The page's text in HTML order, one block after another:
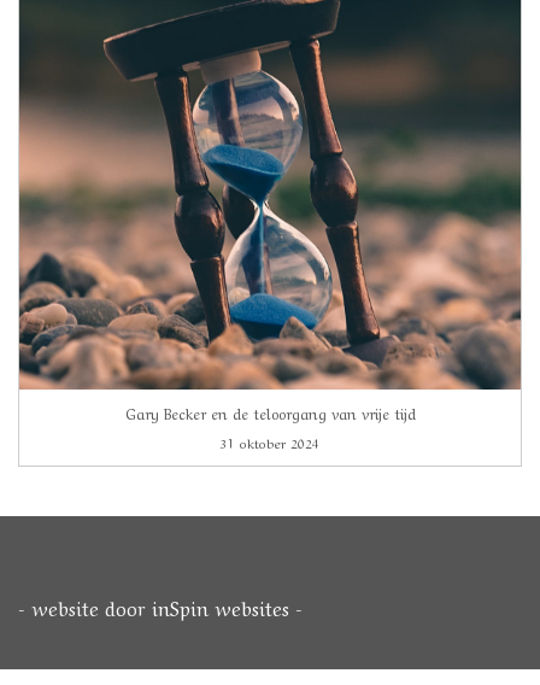
Gary Becker en de teloorgang van vrije tijd
31 oktober 2024
- website door inSpin websites -